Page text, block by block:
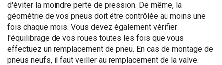
d'éviter la moindre perte de pression. De même, la
géométrie de vos pneus doit être contrôlée au moins une
fois chaque mois. Vous devez également vérifier
l'équilibrage de vos roues toutes les fois que vous
effectuez un remplacement de pneu. En cas de montage de
pneus neufs, il faut veiller au remplacement de la valve.